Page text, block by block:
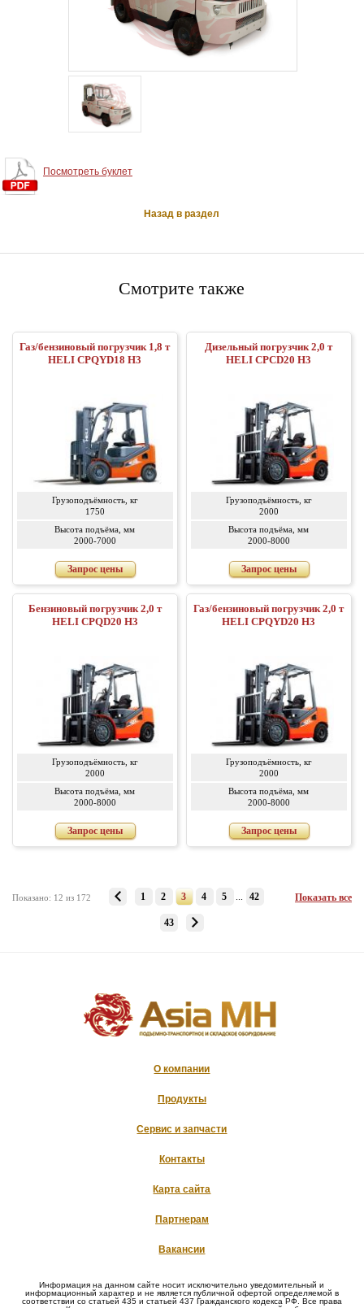
Посмотреть буклет
Назад в раздел
Смотрите также
Газ/бензиновый погрузчик 1,8 т
HELI CPQYD18 H3
Грузоподъёмность, кг
1750
Высота подъёма, мм
2000-7000
Запрос цены
Дизельный погрузчик 2,0 т
HELI CPCD20 H3
Грузоподъёмность, кг
2000
Высота подъёма, мм
2000-8000
Запрос цены
Бензиновый погрузчик 2,0 т
HELI CPQD20 H3
Грузоподъёмность, кг
2000
Высота подъёма, мм
2000-8000
Запрос цены
Газ/бензиновый погрузчик 2,0 т
HELI CPQYD20 H3
Грузоподъёмность, кг
2000
Высота подъёма, мм
2000-8000
Запрос цены
Показано: 12 из 172 Показать все
1 2 3 4 5 ... 42
43
О компании
Продукты
Сервис и запчасти
Контакты
Карта сайта
Партнерам
Вакансии
Информация на данном сайте носит исключительно уведомительный и
информационный характер и не является публичной офертой определяемой в
соответствии со статьей 435 и статьей 437 Гражданского кодекса РФ. Все права